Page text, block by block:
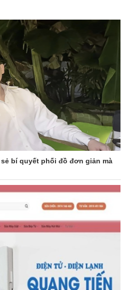
bí quyết phối đồ đơn giản mà